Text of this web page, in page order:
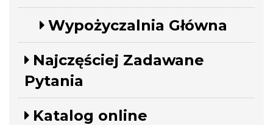
Wypożyczalnia Główna
Najczęściej Zadawane
Pytania
Katalog online